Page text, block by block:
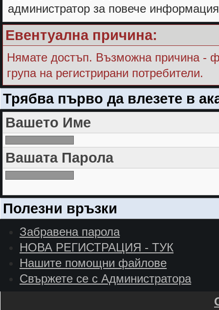
администратор за повече
Евентуална причина:
Нямате достъп. Възможна причина -
група на регистрирани потребители.
Трябва първо да влезете в
Вашето Име
Вашата Парола
Полезни връзки
Забравена парола
НОВА РЕГИСТРАЦИЯ - ТУК
Нашите помощни файлове
Свържете се с Администратора